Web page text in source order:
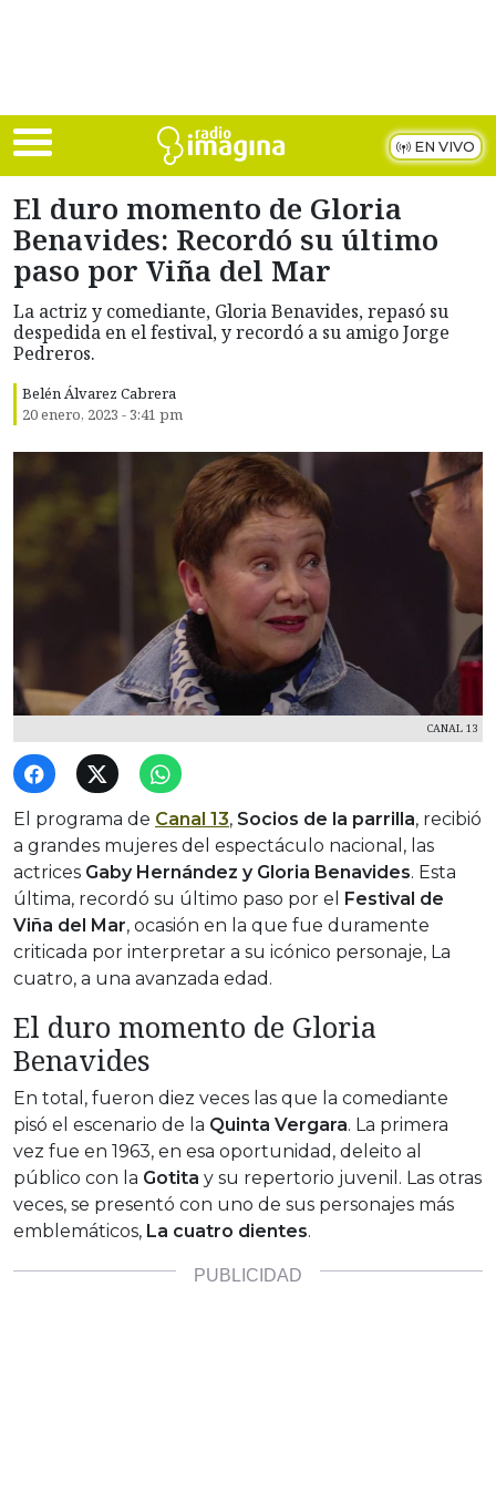
EN VIVO
El duro momento de Gloria
Benavides: Recordó su último
paso por Viña del Mar
La actriz y comediante, Gloria Benavides, repasó su
despedida en el festival, y recordó a su amigo Jorge
Pedreros.
Belén Álvarez Cabrera
20 enero, 2023 - 3:41 pm
CANAL 13
El programa de Canal 13, Socios de la parrilla, recibió
a grandes mujeres del espectáculo nacional, las
actrices Gaby Hernández y Gloria Benavides. Esta
última, recordó su último paso por el
Festival de
Viña del Mar, ocasión en la que fue duramente
criticada por interpretar a su icónico personaje, La
cuatro, a una avanzada edad.
El duro momento de Gloria
Benavides
En total, fueron diez veces las que la comediante
pisó el escenario de la Quinta Vergara. La primera
vez fue en 1963, en esa oportunidad, deleito al
público con la Gotita y su repertorio juvenil. Las otras
veces, se presentó con uno de sus personajes más
emblemáticos, La cuatro dientes.